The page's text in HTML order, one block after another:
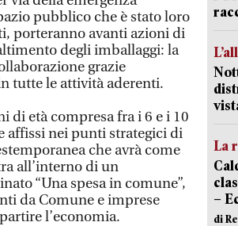
pubblico che è stato loro
porteranno avanti azioni di
degli imballaggi: la
grazie
tutte le attività aderenti.
di età compresa fra i 6 e i 10
affissi nei punti strategici di
che avrà come
all’interno di un
“Una spesa in comune”,
da Comune e imprese
l’economia.
La
–
di